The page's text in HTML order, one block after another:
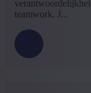
Enige ervaring(6)
Mid Career(3)
+ Toon meer
teamwork. J...